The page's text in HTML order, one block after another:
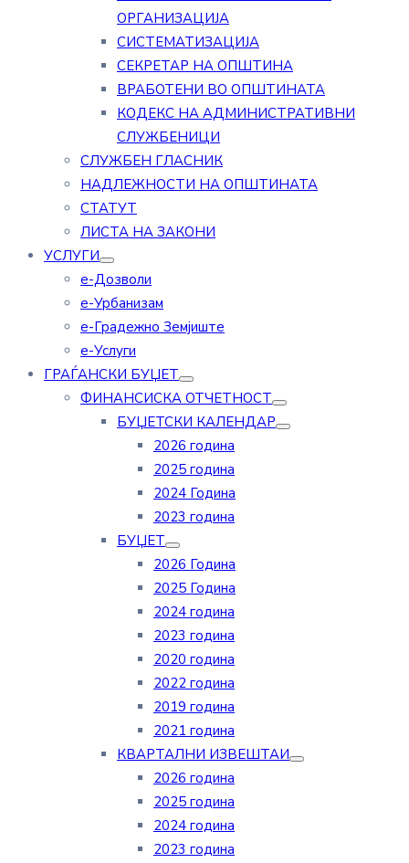
ОРГАНИЗАЦИЈА
СИСТЕМАТИЗАЦИЈА
СЕКРЕТАР НА ОПШТИНА
ВРАБОТЕНИ ВО ОПШТИНАТА
КОДЕКС НА АДМИНИСТРАТИВНИ
СЛУЖБЕНИЦИ
СЛУЖБЕН ГЛАСНИК
НАДЛЕЖНОСТИ НА ОПШТИНАТА
СТАТУТ
ЛИСТА НА ЗАКОНИ
УСЛУГИ
е-Дозволи
е-Урбанизам
е-Градежно Земјиште
е-Услуги
ГРАЃАНСКИ БУЏЕТ
ФИНАНСИСКА ОТЧЕТНОСТ
БУЏЕТСКИ КАЛЕНДАР
2026 година
2025 година
2024 Година
2023 година
БУЏЕТ
2026 Година
2025 Година
2024 година
2023 година
2020 година
2022 година
2019 година
2021 година
КВАРТАЛНИ ИЗВЕШТАИ
2026 година
2025 година
2024 година
2023 година